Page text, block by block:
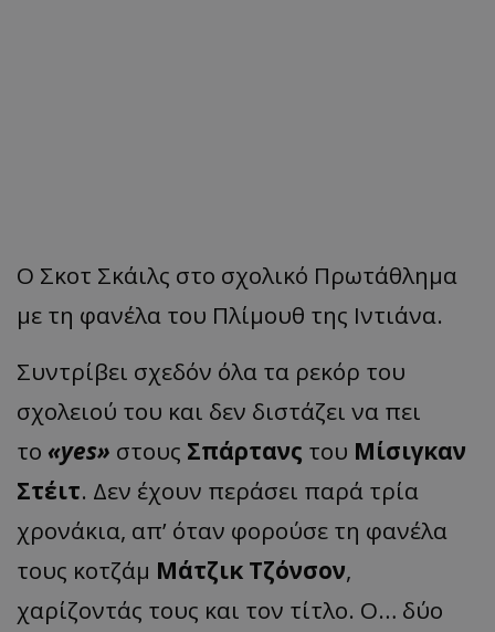
Ο Σκοτ Σκάιλς στο σχολικό Πρωτάθλημα
με τη φανέλα του Πλίμουθ της Ιντιάνα.
Συντρίβει σχεδόν όλα τα ρεκόρ του
σχολειού του και δεν διστάζει να πει
το «yes» στους Σπάρτανς του Μίσιγκαν
Στέιτ. Δεν έχουν περάσει παρά τρία
χρονάκια, απ’ όταν φορούσε τη φανέλα
τους κοτζάμ Μάτζικ Τζόνσον,
χαρίζοντάς τους και τον τίτλο. Ο… δύο